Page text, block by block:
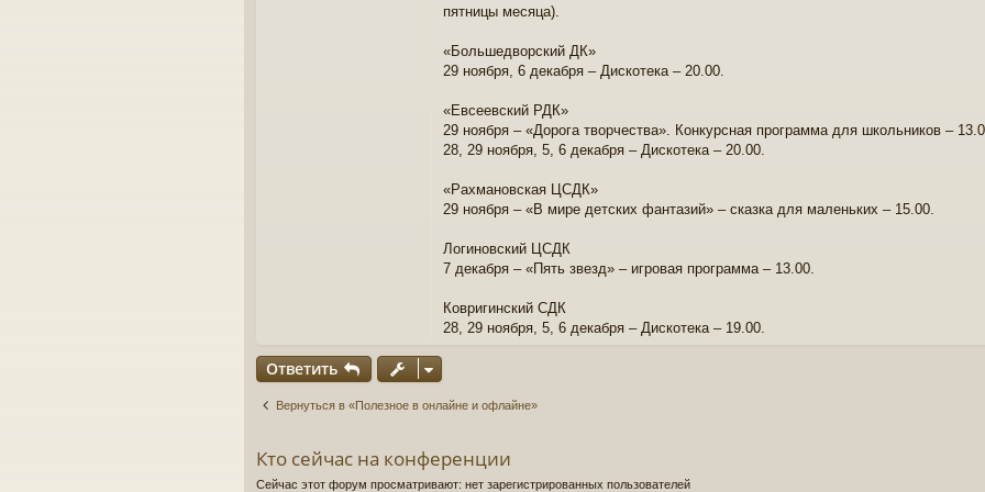
пятницы месяца).
«Большедворский ДК»
29 ноября, 6 декабря – Дискотека – 20.00.
«Евсеевский РДК»
29 ноября – «Дорога творчества». Конкурсная программа для школьников –
28, 29 ноября, 5, 6 декабря – Дискотека – 20.00.
«Рахмановская ЦСДК»
29 ноября – «В мире детских фантазий» – сказка для маленьких – 15.00.
Логиновский ЦСДК
7 декабря – «Пять звезд» – игровая программа – 13.00.
Ковригинский СДК
28, 29 ноября, 5, 6 декабря – Дискотека – 19.00.
Ответить
Вернуться в «Полезное в онлайне и офлайне»
Кто сейчас на конференции
Сейчас этот форум просматривают: нет зарегистрированных пользователей